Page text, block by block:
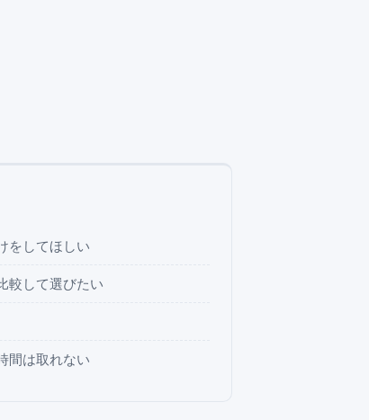
をしてほしい
較して選びたい
間は取れない